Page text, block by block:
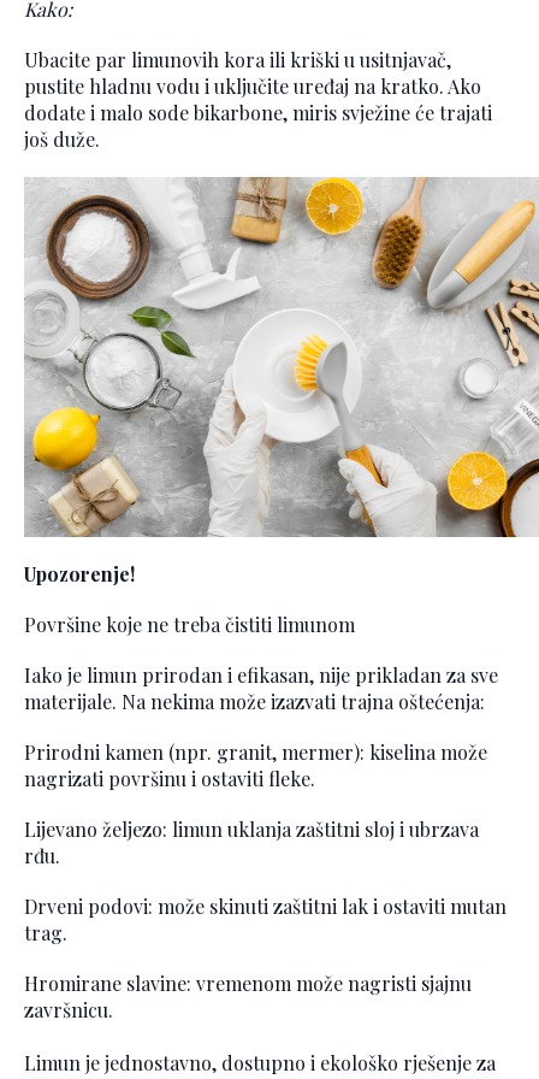
Kako:
Ubacite par limunovih kora ili kriški u usitnjavač,
pustite hladnu vodu i uključite uređaj na kratko. Ako
dodate i malo sode bikarbone, miris svježine će trajati
još duže.
Upozorenje!
Površine koje ne treba čistiti limunom
Iako je limun prirodan i efikasan, nije prikladan za sve
materijale. Na nekima može izazvati trajna oštećenja:
Prirodni kamen (npr. granit, mermer): kiselina može
nagrizati površinu i ostaviti fleke.
Lijevano željezo: limun uklanja zaštitni sloj i ubrzava
rđu.
Drveni podovi: može skinuti zaštitni lak i ostaviti mutan
trag.
Hromirane slavine: vremenom može nagristi sjajnu
završnicu.
Limun je jednostavno, dostupno i ekološko rješenje za